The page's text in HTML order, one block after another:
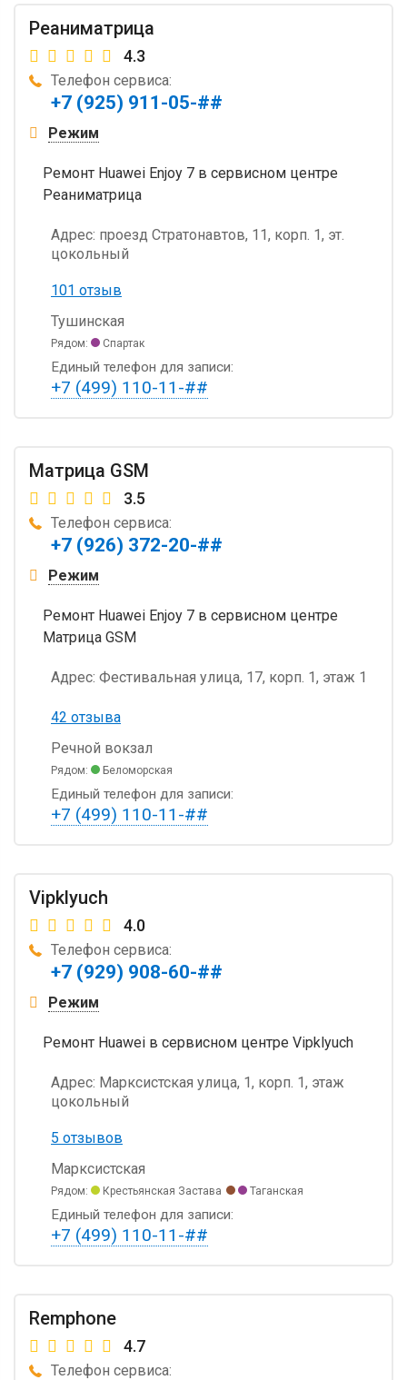
Реаниматрица
4.3
Телефон сервиса:
+7 (925) 911-05-##
Режим
Ремонт Huawei Enjoy 7 в сервисном центре
Реаниматрица
Адрес: проезд Стратонавтов, 11, корп. 1, эт.
цокольный
101 отзыв
Тушинская
Рядом: Спартак
Единый телефон для записи:
+7 (499) 110-11-##
Матрица GSM
3.5
Телефон сервиса:
+7 (926) 372-20-##
Режим
Ремонт Huawei Enjoy 7 в сервисном центре
Матрица GSM
Адрес: Фестивальная улица, 17, корп. 1, этаж 1
42 отзыва
Речной вокзал
Рядом: Беломорская
Единый телефон для записи:
+7 (499) 110-11-##
Vipklyuch
4.0
Телефон сервиса:
+7 (929) 908-60-##
Режим
Ремонт Huawei в сервисном центре Vipklyuch
Адрес: Марксистская улица, 1, корп. 1, этаж
цокольный
5 отзывов
Марксистская
Рядом: Крестьянская Застава Таганская
Единый телефон для записи:
+7 (499) 110-11-##
Remphone
4.7
Телефон сервиса: